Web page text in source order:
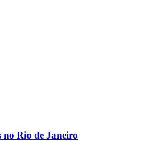
no Rio de Janeiro